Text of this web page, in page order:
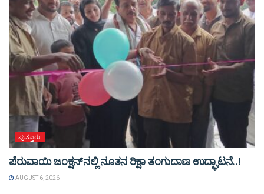
ಪುತ್ತೂರು
ಪೆರುವಾಯಿ ಜಂಕ್ಷನ್‌ನಲ್ಲಿ ನೂತನ ರಿಕ್ಷಾ ತಂಗುದಾಣ ಉದ್ಘಾಟನೆ..!
AUGUST 6, 2026